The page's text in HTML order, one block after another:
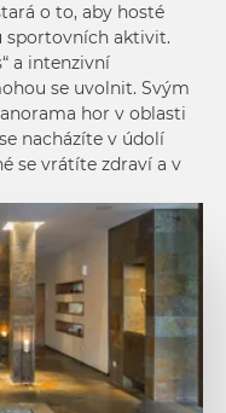
o to, aby hosté
sportovních aktivit.
a intenzivní
se uvolnit. Svým
hor v oblasti
nacházíte v údolí
se vrátíte zdraví a v